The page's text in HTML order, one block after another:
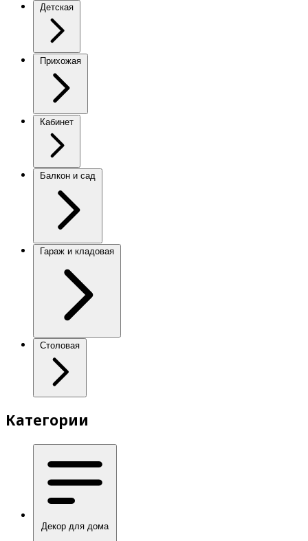
Детская
Прихожая
Кабинет
Балкон и сад
Гараж и кладовая
Столовая
Категории
Декор для дома